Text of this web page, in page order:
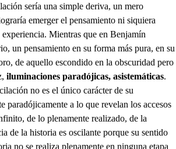
sería una simple deriva, un mero
emerger el pensamiento ni siquiera
Mientras que en Benjamín
un pensamiento en su forma más pura, en su
de aquello escondido en la obscuridad pero
iluminaciones paradójicas, asistemáticas.
no es el único carácter de su
paradójicamente a lo que revelan los accesos
de lo plenamente realizado, de la
de la historia es oscilante porque su sentido
no se realiza plenamente en ninguna etapa